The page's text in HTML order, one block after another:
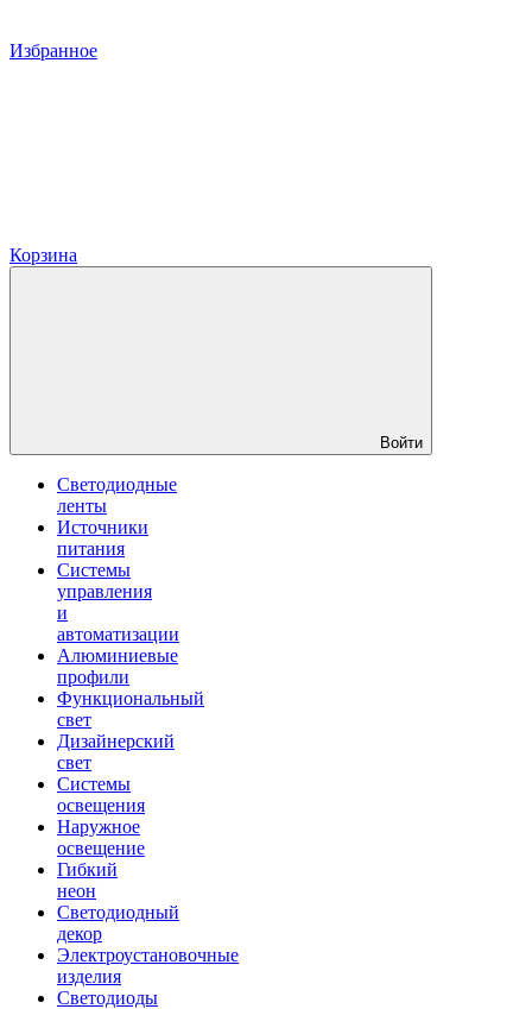
Избранное
Корзина
Войти
Светодиодные
ленты
Источники
питания
Системы
управления
и
автоматизации
Алюминиевые
профили
Функциональный
свет
Дизайнерский
свет
Системы
освещения
Наружное
освещение
Гибкий
неон
Светодиодный
декор
Электроустановочные
изделия
Светодиоды